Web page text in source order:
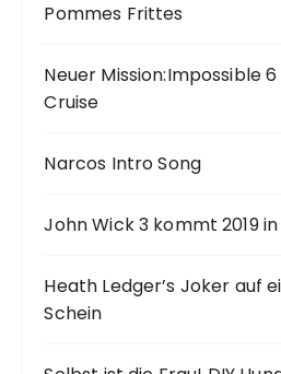
Pommes Frittes
Neuer Mission:Impossible
Cruise
Narcos Intro Song
John Wick 3 kommt 2019
Heath Ledger’s Joker auf
Schein